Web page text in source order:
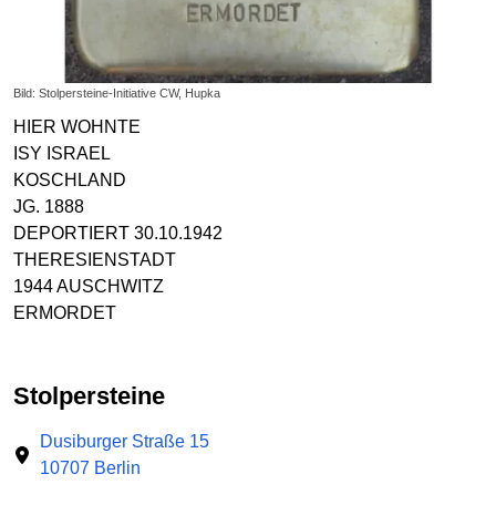
Bild: Stolpersteine-Initiative CW, Hupka
HIER WOHNTE
ISY ISRAEL
KOSCHLAND
JG. 1888
DEPORTIERT 30.10.1942
THERESIENSTADT
1944 AUSCHWITZ
ERMORDET
Stolpersteine
Dusiburger Straße 15
10707 Berlin